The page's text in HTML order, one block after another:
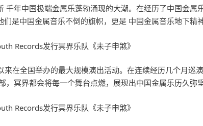
年中国极端金属乐蓬勃涌现的大潮。在经历了中国金属
是中国金属音乐不倒的旗帜，更是 中国金属音乐地下精
在全国举办的最大规模演出活动。在连续经历几个月巡
冥界都会将每一个舞台点燃，展现出中国金属乐历久弥